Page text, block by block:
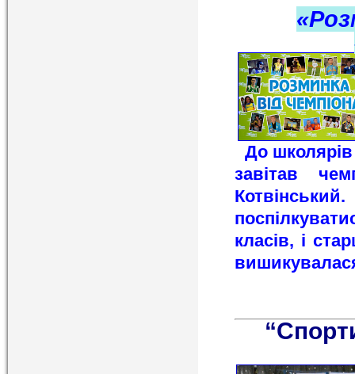
До школярів
завітав
класів, і